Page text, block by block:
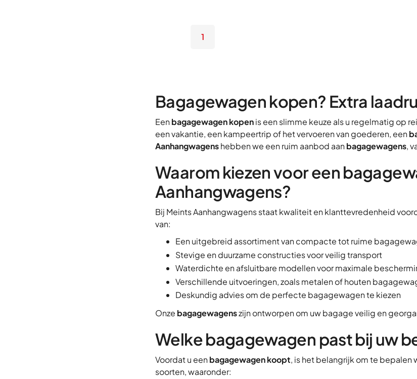
1
Bagagewagen kopen? Extra
Eenbagagewagen kopenis een slimme keuze als u regelmatig op
een vakantie, een kampeertrip of het vervoeren van goederen, een
Aanhangwagenshebben we een ruim aanbod aanbagagewagens,
Waarom kiezen voor een
Aanhangwagens?
Bij Meints Aanhangwagens staat kwaliteit en klanttevredenheid
van:
Een uitgebreid assortiment van compacte tot ruime
Stevige en duurzame constructies voor veilig transport
Waterdichte en afsluitbare modellen voor maximale
Verschillende uitvoeringen, zoals metalen of houten
Deskundig advies om de perfecte bagagewagen te kiezen
Onze bagagewagenszijn ontworpen om uw bagage veilig en
Welke bagagewagen past bij uw
Voordat u eenbagagewagen koopt, is het belangrijk om te bepalen
soorten, waaronder: